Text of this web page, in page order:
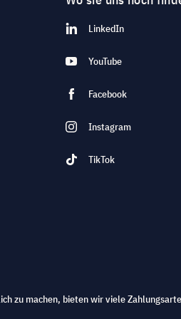
LinkedIn
YouTube
Facebook
Instagram
TikTok
zu machen, bieten wir viele